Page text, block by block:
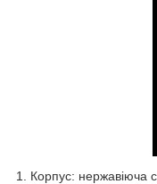
1. Корпус: нержавіюча